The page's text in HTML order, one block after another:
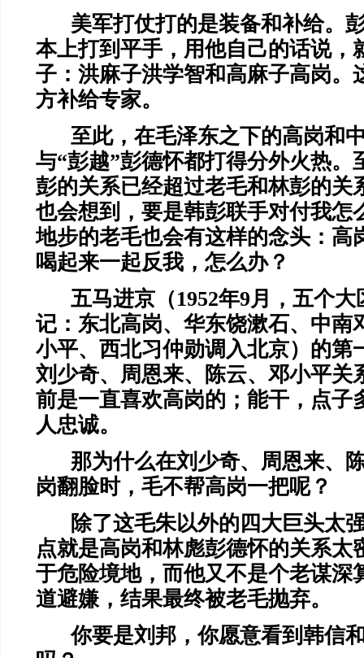
美军打仗打的是装备和补给。
本上打到平手，用他自己的话说，
子：洪麻子洪学智和高麻子高岗。
方补给专家。
至此，在毛泽东之下的高岗和
与“彭越”彭德怀都打得分外火热。
彭的关系已经超过老毛和林彭的关
也会想到，要是韩彭联手对付我怎
地步的老毛也会有这样的念头：高
喝起来一起反我，怎么办？
五马进京（1952年9月，五个
记：东北高岗、华东饶漱石、中南
小平、西北习仲勋调入北京）的第
刘少奇、周恩来、陈云、邓小平关
前是一直喜欢高岗的；能干，点子
人忠诚。
那为什么在刘少奇、周恩来、
岗翻脸时，毛不帮高岗一把呢？
除了这毛朱以外的四大巨头太
点就是高岗和林彪彭德怀的关系太
于危险境地，而他又不是个老谋深
道避嫌，结果最终被老毛抛弃。
你要是刘邦，你愿意看到韩信